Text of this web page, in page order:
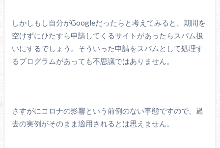
しかしもし自分がGoogleだったらと考えてみると、期間を
空けずにひたすら申請してくるサイトがあったらスパム扱
いにするでしょう。そういった申請をスパムとして処理す
るプログラムがあっても不思議ではありません。
さすがにコロナの影響という前例のない事態ですので、過
去の実例がそのまま適用されるとは思えません。